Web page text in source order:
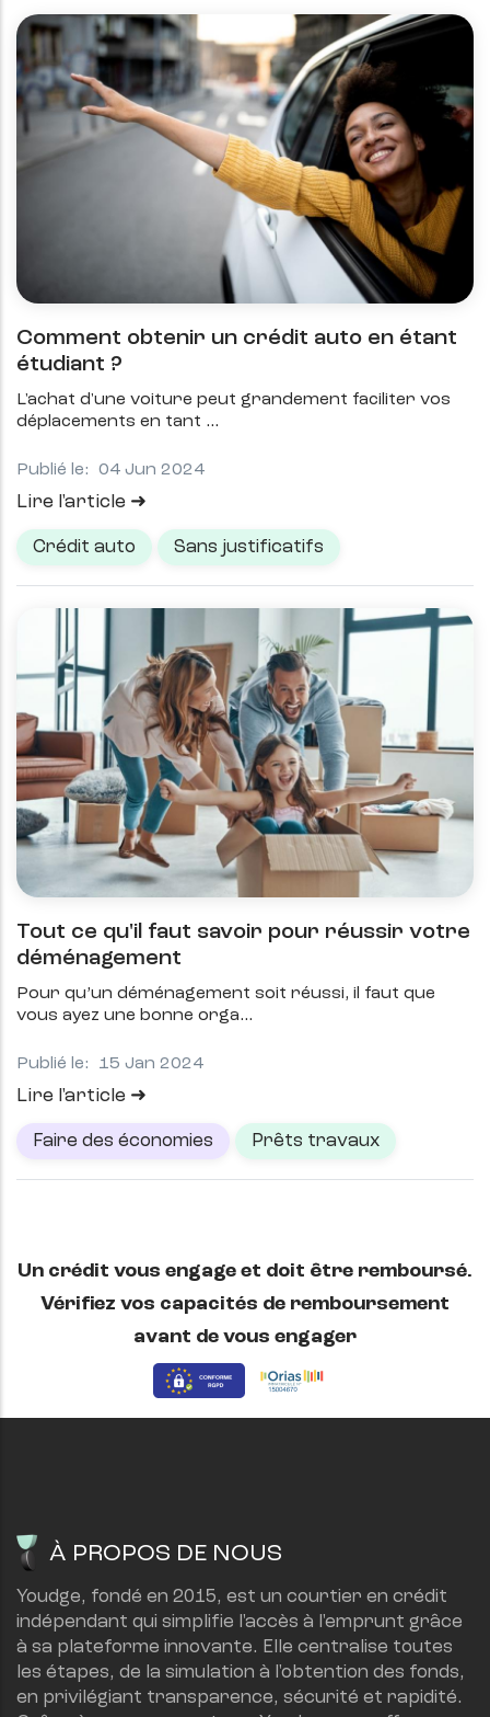
Comment obtenir un crédit auto en étant
étudiant ?
L'achat d'une voiture peut grandement faciliter vos
déplacements en tant
Publié le: 04 Jun 2024
Lire l'article
Crédit auto Sans justificatifs
Tout ce qu'il faut savoir pour réussir votre
déménagement
Pour qu’un déménagement soit réussi, il faut que
vous ayez une bonne orga
Publié le: 15 Jan 2024
Lire l'article
Faire des économies Prêts travaux
Un crédit vous engage et doit être remboursé.
Vérifiez vos capacités de remboursement
avant de vous engager
À PROPOS DE NOUS
Youdge, fondé en 2015, est un courtier en crédit
indépendant qui simplifie l'accès à l'emprunt grâce
à sa plateforme innovante. Elle centralise toutes
les étapes, de la simulation à l'obtention des fonds,
en privilégiant transparence, sécurité et rapidité.